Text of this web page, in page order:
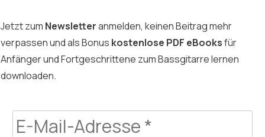
Jetzt zum Newsletteranmelden, keinen Beitrag mehr
verpassen und als Bonus kostenlose PDF eBooksfür
Anfänger und Fortgeschrittene zum Bassgitarre lernen
downloaden.